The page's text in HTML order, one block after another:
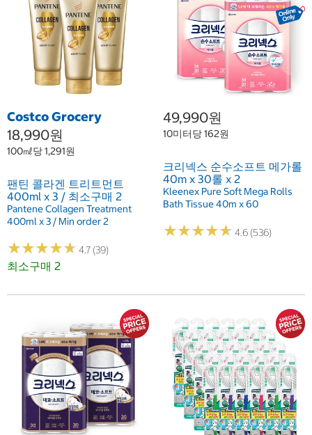
Costco Grocery
18,990원
100㎖당 1,291원
팬틴 콜라겐 트리트먼트
400ml x 3 / 최소구매 2
Pantene Collagen Treatment
400ml x 3 / Min order 2
★★★★★
★★★★★ 4.7 (39)
최소구매 2
49,990원
10미터당 162원
크리넥스 순수소프트 메가롤
40m x 30롤 x 2
Kleenex Pure Soft Mega Rolls
Bath Tissue 40m x 60
★★★★★
★★★★★ 4.6 (536)